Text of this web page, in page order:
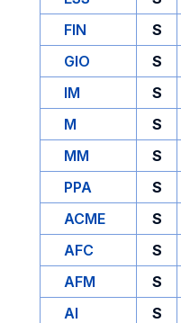
FIN
S
GIO
S
IM
S
M
S
MM
S
PPA
S
ACME
S
AFC
S
AFM
S
AI
S